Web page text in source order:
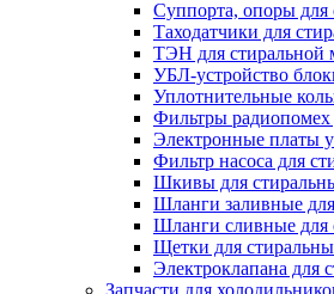
Суппорта, опоры
Таходатчики для
ТЭН для
УБЛ-устройство
Уплотнительные
Фильтры
Электронные платы
Фильтр насоса для
Шкивы для
Шланги заливные
Шланги сливные для
Щетки для
Электроклапана для
Запчасти для